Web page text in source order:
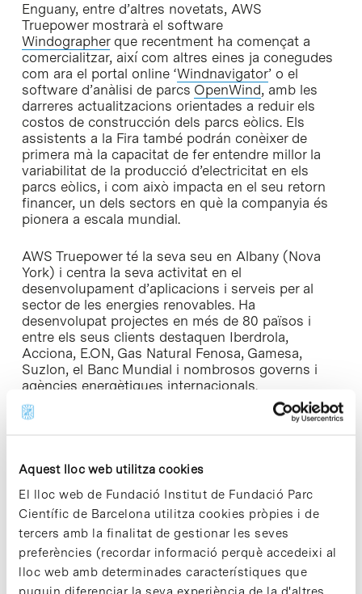
Aquest lloc web utilitza cookies
El lloc web de Fundació Institut de Fundació Parc
Científic de Barcelona utilitza cookies pròpies i de
tercers amb la finalitat de gestionar les seves
preferències (recordar informació perquè accedeixi al
lloc web amb determinades característiques que
Enguany, entre d’altres novetats, AWS
Truepower mostrarà el software
Windographerque recentment ha començat a
comercialitzar, així com altres eines ja conegudes
com ara el portal online ‘Windnavigator’ o el
software d’anàlisi de parcs OpenWind, amb les
darreres actualitzacions orientades a reduir els
costos de construcción dels parcs eòlics. Els
assistents a la Fira també podrán conèixer de
primera mà la capacitat de fer entendre millor la
variabilitat de la producció d’electricitat en els
parcs eòlics, i com això impacta en el seu retorn
financer, un dels sectors en què la companyia és
pionera a escala mundial.
AWS Truepower té la seva seu en Albany (Nova
York) i centra la seva activitat en el
desenvolupament d’aplicacions i serveis per al
sector de les energies renovables. Ha
desenvolupat projectes en més de 80 països i
entre els seus clients destaquen Iberdrola,
Acciona, E.ON, Gas Natural Fenosa, Gamesa,
Suzlon, el Banc Mundial i nombrosos governs i
agències energètiques internacionals.
AWS Truepower, SLU, la filial de la companyia per
a Europa i Amèrica Llatina –ubicada al PCB– està
2003 per un grup d’investigadors del Departament
d’Astronomia i Meteorologia de la Universitat de
Barcelona i la companyia nord-americana Meso
Inc.